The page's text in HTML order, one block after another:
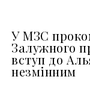
У МЗС
Залужного
вступ до
незмінним